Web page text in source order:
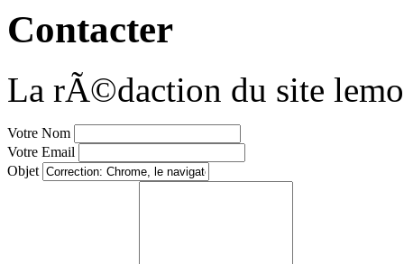
Contacter
La rÃ©daction du site
Votre Nom
Votre Email
Objet